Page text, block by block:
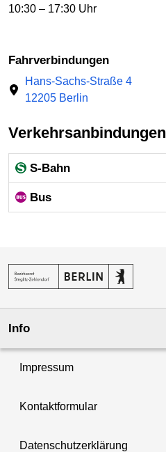
10:30 – 17:30 Uhr
Fahrverbindungen
Hans-Sachs-Straße 4
12205 Berlin
Verkehrsanbindungen
S-Bahn
Bus
Info
Impressum
Kontaktformular
Datenschutzerklärung